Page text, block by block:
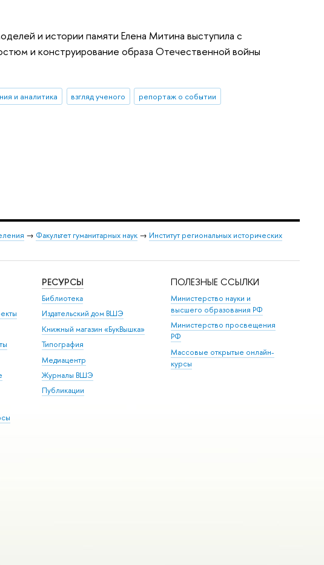
и истории памяти Елена Митина выступила с
и конструирование образа Отечественной войны
и аналитика взгляд ученого
репортаж о событии
→ Факультет гуманитарных наук → Институт региональных исторических
РЕСУРСЫ
Библиотека
Издательский дом ВШЭ
Книжный магазин «БукВышка»
Типография
Медиацентр
Журналы ВШЭ
Публикации
ПОЛЕЗНЫЕ ССЫЛКИ
Министерство науки и
высшего образования РФ
Министерство просвещения
РФ
Массовые открытые онлайн-
курсы